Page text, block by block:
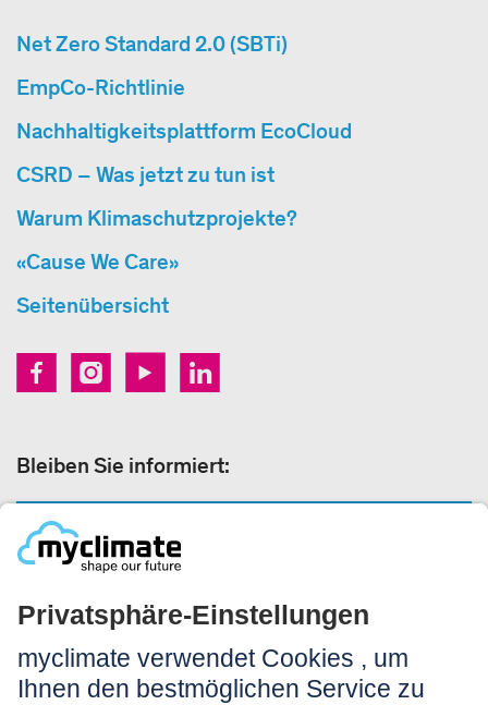
Net Zero Standard 2.0 (SBTi)
EmpCo-Richtlinie
Nachhaltigkeitsplattform EcoCloud
CSRD – Was jetzt zu tun ist
Warum Klimaschutzprojekte?
«Cause We Care»
Seitenübersicht
Bleiben Sie informiert:
Rechtliches:
Impressum